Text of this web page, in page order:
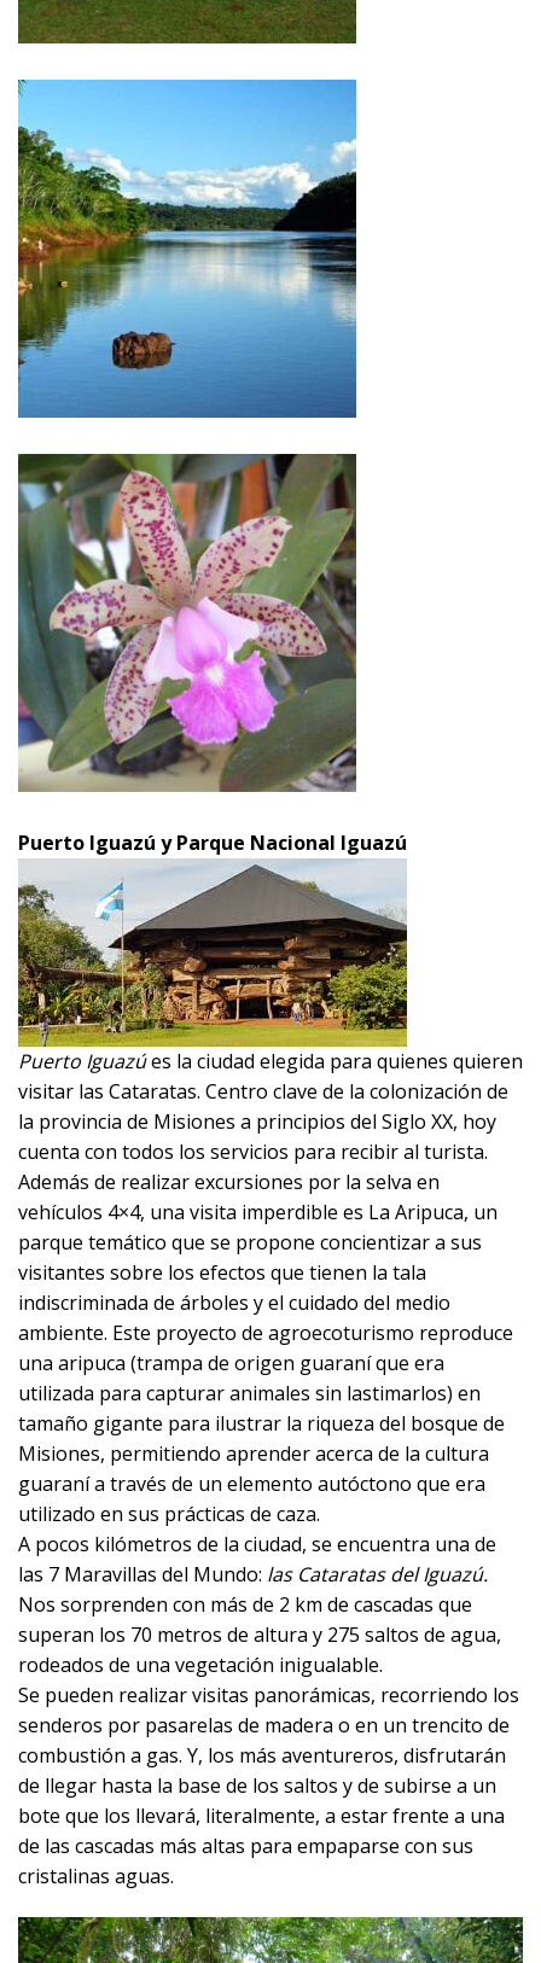
Puerto Iguazú y Parque Nacional Iguazú
Puerto Iguazúes la ciudad elegida para quienes quieren
visitar las Cataratas. Centro clave de la colonización de
la provincia de Misiones a principios del Siglo XX, hoy
cuenta con todos los servicios para recibir al turista.
Además de realizar excursiones por la selva en
vehículos 4×4, una visita imperdible es La Aripuca, un
parque temático que se propone concientizar a sus
visitantes sobre los efectos que tienen la tala
indiscriminada de árboles y el cuidado del medio
ambiente. Este proyecto de agroecoturismo reproduce
una aripuca (trampa de origen guaraní que era
utilizada para capturar animales sin lastimarlos) en
tamaño gigante para ilustrar la riqueza del bosque de
Misiones, permitiendo aprender acerca de la cultura
guaraní a través de un elemento autóctono que era
utilizado en sus prácticas de caza.
A pocos kilómetros de la ciudad, se encuentra una de
las 7 Maravillas del Mundo: las Cataratas del Iguazú.
Nos sorprenden con más de 2 km de cascadas que
superan los 70 metros de altura y 275 saltos de agua,
rodeados de una vegetación inigualable.
Se pueden realizar visitas panorámicas, recorriendo los
senderos por pasarelas de madera o en un trencito de
combustión a gas. Y, los más aventureros, disfrutarán
de llegar hasta la base de los saltos y de subirse a un
bote que los llevará, literalmente, a estar frente a una
de las cascadas más altas para empaparse con sus
cristalinas aguas.